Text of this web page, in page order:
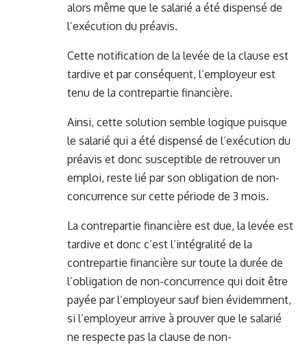
alors même que le salarié a été dispensé de
l’exécution du préavis.
Cette notification de la levée de la clause est
tardive et par conséquent, l’employeur est
tenu de la contrepartie financière.
Ainsi, cette solution semble logique puisque
le salarié qui a été dispensé de l’exécution du
préavis et donc susceptible de retrouver un
emploi, reste lié par son obligation de non-
concurrence sur cette période de 3 mois.
La contrepartie financière est due, la levée est
tardive et donc c’est l’intégralité de la
contrepartie financière sur toute la durée de
l’obligation de non-concurrence qui doit être
payée par l’employeur sauf bien évidemment,
si l’employeur arrive à prouver que le salarié
ne respecte pas la clause de non-